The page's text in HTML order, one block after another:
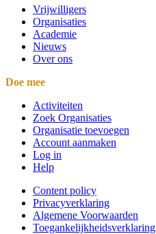
Vrijwilligers
Organisaties
Academie
Nieuws
Over ons
Doe mee
Activiteiten
Zoek Organisaties
Organisatie toevoegen
Account aanmaken
Log in
Help
Content policy
Privacyverklaring
Algemene Voorwaarden
Toegankelijkheidsverklaring